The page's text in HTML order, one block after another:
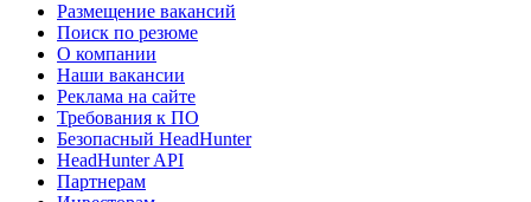
Размещение вакансий
Поиск по резюме
О компании
Наши вакансии
Реклама на сайте
Требования к ПО
Безопасный HeadHunter
HeadHunter API
Партнерам